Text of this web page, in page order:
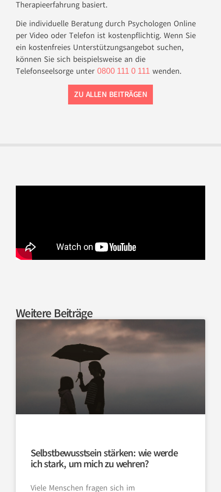
Therapieerfahrung basiert.
Die individuelle Beratung durch Psychologen Online
per Video oder Telefon ist kostenpflichtig. Wenn Sie
ein kostenfreies Unterstützungsangebot suchen,
können Sie sich beispielsweise an die
Telefonseelsorge unter 0800 111 0 111 wenden.
ZU ALLEN BEITRÄGEN
Weitere Beiträge
Selbstbewusstsein stärken: wie werde
ich stark, um mich zu wehren?
Viele Menschen fragen sich im